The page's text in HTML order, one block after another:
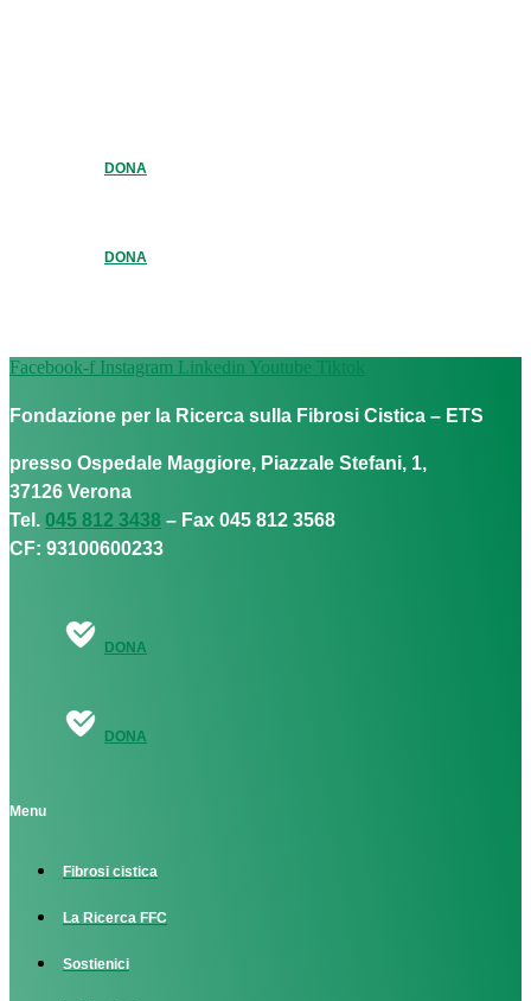
DONA
DONA
Facebook-f Instagram Linkedin Youtube Tiktok
Fondazione per la Ricerca sulla Fibrosi Cistica – ETS
presso Ospedale Maggiore, Piazzale Stefani, 1,
37126 Verona
Tel. 045 812 3438 – Fax 045 812 3568
CF: 93100600233
DONA
DONA
Menu
Fibrosi cistica
La Ricerca FFC
Sostienici